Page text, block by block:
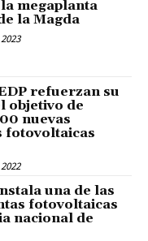
megaplanta
la Magda
refuerzan su
objetivo de
nuevas
fotovoltaicas
una de las
fotovoltaicas
nacional de